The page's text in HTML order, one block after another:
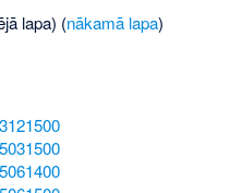
lapa) (nākamā lapa)